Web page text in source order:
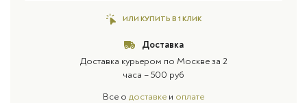
ИЛИ КУПИТЬ В 1 КЛИК
Доставка
Доставка курьером по Москве за 2
часа – 500 руб
Все о доставке и оплате